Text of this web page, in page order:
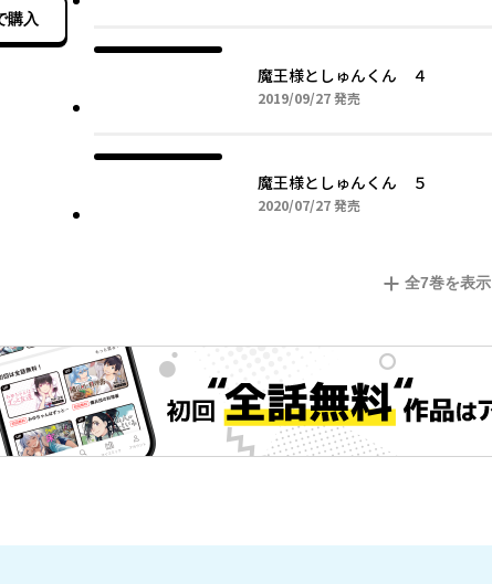
購入
魔王様としゅんくん ４
2019/09/272019年09月27日
発売
魔王様としゅんくん ５
2020/07/272020年07月27日
発売
全7巻を表示